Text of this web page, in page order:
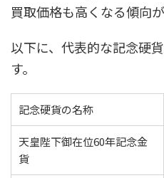
買取価格も高くなる傾向が
以下に、代表的な記念硬
す。
記念硬貨の名称
天皇陛下御在位60年記念金
貨